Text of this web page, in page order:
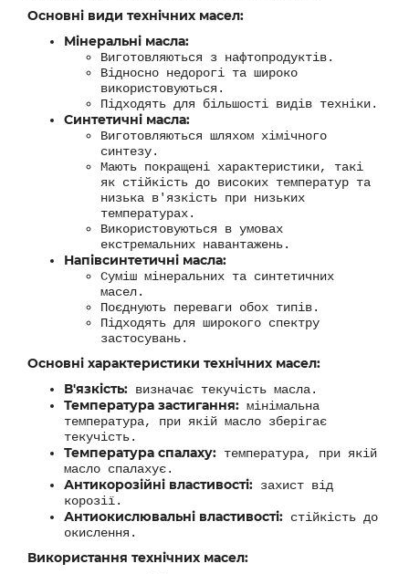
Основні види технічних масел:
Мінеральні масла:
Виготовляються з нафтопродуктів.
Відносно недорогі та широко
використовуються.
Підходять для більшості видів техніки.
Синтетичні масла:
Виготовляються шляхом хімічного
синтезу.
Мають покращені характеристики, такі
як стійкість до високих температур та
низька в'язкість при низьких
температурах.
Використовуються в умовах
екстремальних навантажень.
Напівсинтетичні масла:
Суміш мінеральних та синтетичних
масел.
Поєднують переваги обох типів.
Підходять для широкого спектру
застосувань.
Основні характеристики технічних масел:
В'язкість: визначає текучість масла.
Температура застигання: мінімальна
температура, при якій масло зберігає
текучість.
Температура спалаху: температура, при якій
масло спалахує.
Антикорозійні властивості: захист від
корозії.
Антиокислювальні властивості: стійкість до
окислення.
Використання технічних масел: